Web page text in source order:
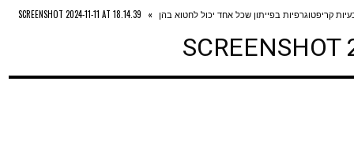
קריפטוגרפיות בפייתון שכל אחד יכול לחטוא בהן »
SCREENSHOT 2024-11-11 AT 18.14.39